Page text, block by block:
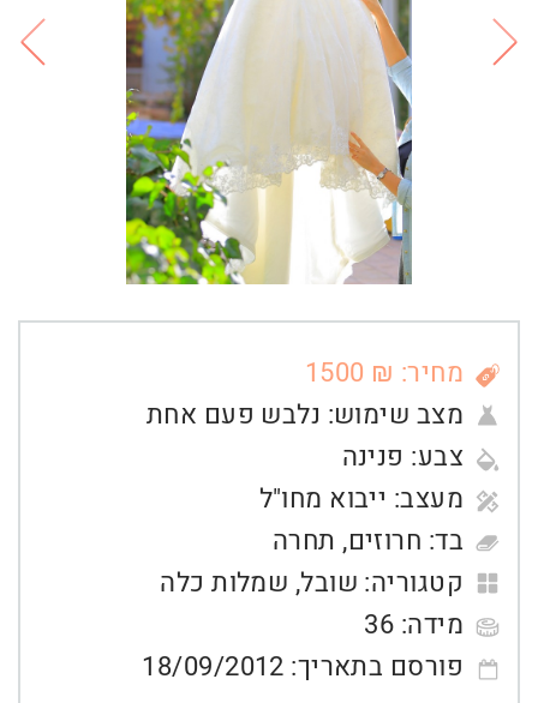
מחיר: ₪ 1500
מצב שימוש: נלבש פעם אחת
צבע: פנינה
מעצב: ייבוא מחו"ל
בד: חרוזים, תחרה
קטגוריה: שובל, שמלות כלה
מידה: 36
פורסם בתאריך: 18/09/2012